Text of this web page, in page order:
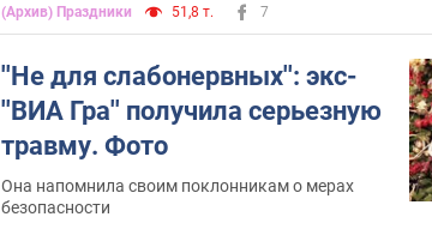
(Архив) Праздники 51,8 т. 7
''Не для слабонервных'': экс-
''ВИА Гра'' получила серьезную
травму. Фото
Она напомнила своим поклонникам о мерах
безопасности